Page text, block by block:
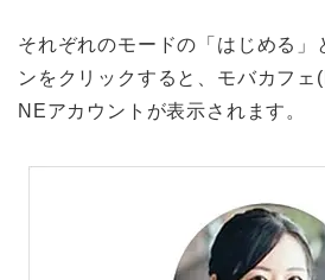
それぞれのモードの「はじめる」
ンをクリックすると、モバカフェ
NEアカウントが表示されます。